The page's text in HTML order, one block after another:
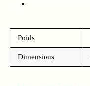
Poids
Dimensions